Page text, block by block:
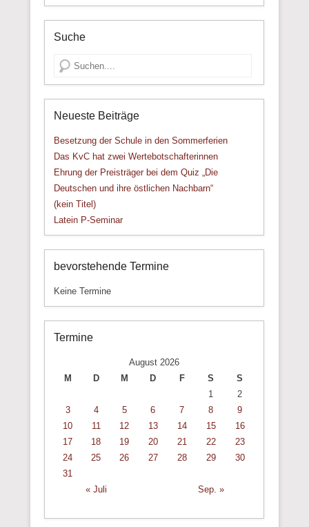
Suche
Suche
Neueste Beiträge
Besetzung der Schule in den Sommerferien
Das KvC hat zwei Wertebotschafterinnen
Ehrung der Preisträger bei dem Quiz „Die
Deutschen und ihre östlichen Nachbarn“
(kein Titel)
Latein P-Seminar
bevorstehende Termine
Keine Termine
Termine
August 2026
M
D M D F S
S
1
2
3
4 5 6 7 8
9
10
11 12 13 14 15
16
17
18 19 20 21 22
23
24
25 26 27 28 29
30
31
« Juli
Sep. »